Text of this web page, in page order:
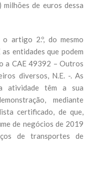
de euros dessa
o artigo 2.º, do mesmo
entidades que podem
a CAE 49392 – Outros
diversos, N.E. -. As
atividade têm a sua
mediante
certificado, de que,
de negócios de 2019
de transportes de